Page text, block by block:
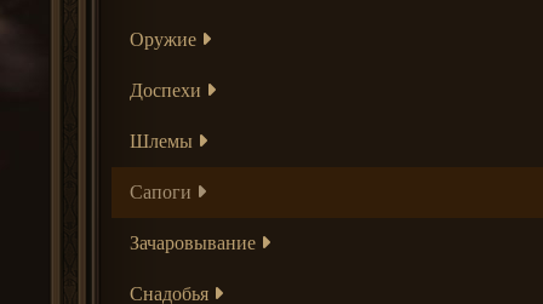
Оружие
Доспехи
Шлемы
Сапоги
Зачаровывание
Снадобья